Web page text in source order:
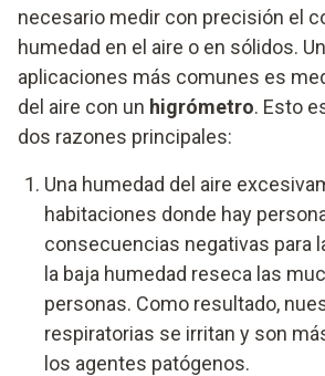
necesario medir con precisión el
humedad en el aire o en sólidos.
aplicaciones más comunes es
del aire con un higrómetro. Esto
dos razones principales:
Una humedad del aire
habitaciones donde hay
consecuencias negativas para
la baja humedad reseca las
personas. Como resultado,
respiratorias se irritan y son
los agentes patógenos.